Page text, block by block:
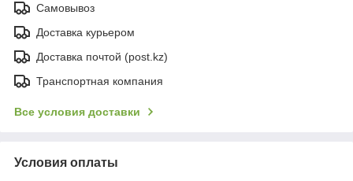
Самовывоз
Доставка курьером
Доставка почтой (post.kz)
Транспортная компания
Все условия доставки
Условия оплаты